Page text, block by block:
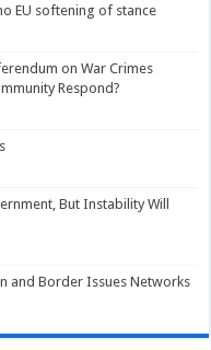
EU softening of stance
on War Crimes
Respond?
But Instability Will
and Border Issues Networks